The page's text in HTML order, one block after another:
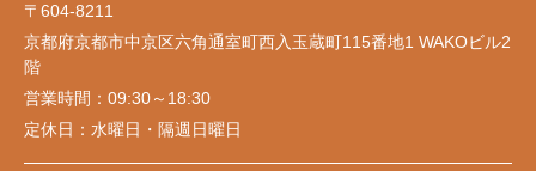
〒604-8211
京都府京都市中京区六角通室町西入玉蔵町115番地1 WAKOビル2
階
営業時間： 09:30～18:30
定休日： 水曜日・隔週日曜日